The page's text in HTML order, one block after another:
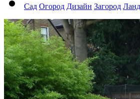
Сад Огород Дизайн Загород